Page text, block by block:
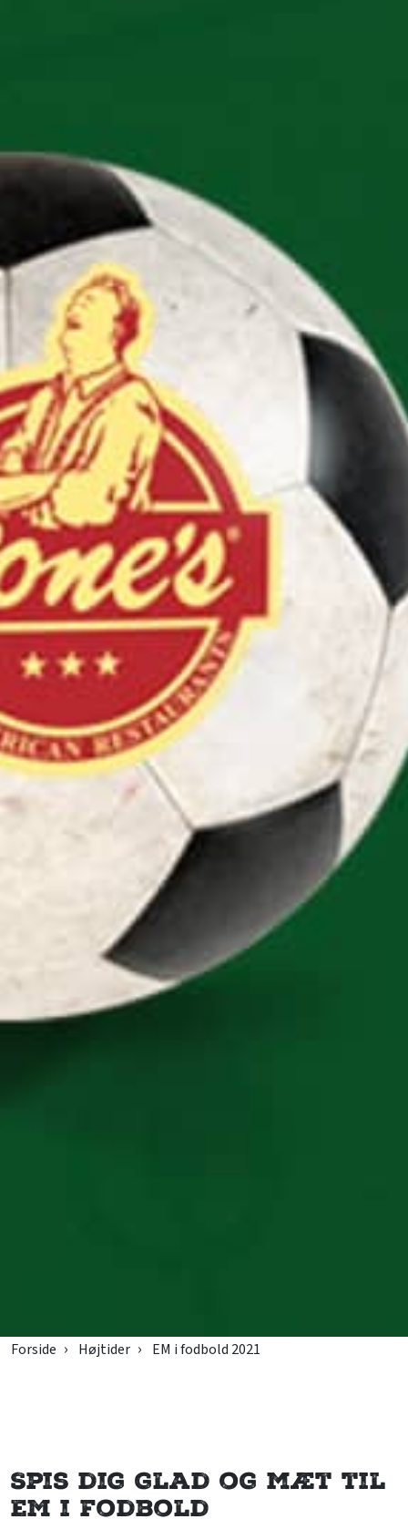
Forside Højtider EM i fodbold 2021
Spis dig glad og mæt til
EM i fodbold